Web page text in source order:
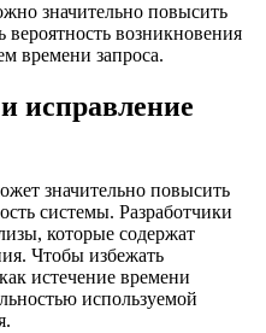
значительно повысить
вероятность возникновения
времени запроса.
исправление
значительно повысить
системы. Разработчики
которые содержат
Чтобы избежать
истечение времени
используемой